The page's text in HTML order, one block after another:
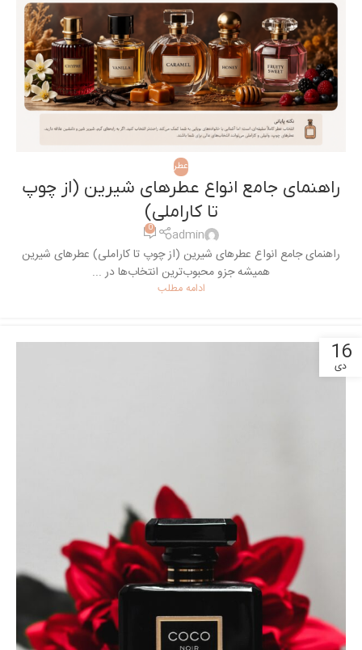
عطر
راهنمای جامع انواع عطرهای شیرین (از چوپ
تا کاراملی)
admin
0
راهنمای جامع انواع عطرهای شیرین (از چوپ تا کاراملی) عطرهای شیرین
همیشه جزو محبوب‌ترین انتخاب‌ها در ...
ادامه مطلب
16
دی